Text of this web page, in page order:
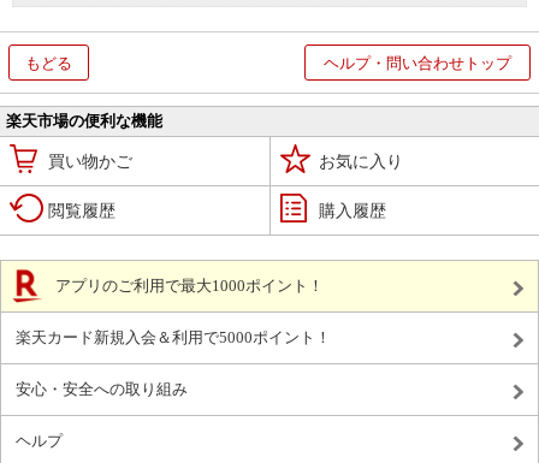
もどる ヘルプ・問い合わせトップ
楽天市場の便利な機能
買い物かご お気に入り
閲覧履歴 購入履歴
アプリのご利用で最大1000ポイント！
楽天カード新規入会＆利用で5000ポイント！
安心・安全への取り組み
ヘルプ